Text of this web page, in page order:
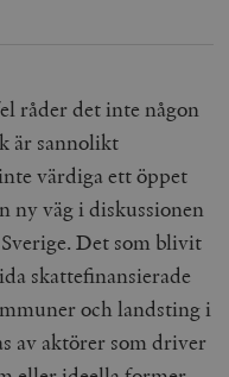
råder det inte någon
är sannolikt
värdiga ett öppet
ny väg i diskussionen
Det som blivit
skattefinansierade
och landsting i
av aktörer som driver